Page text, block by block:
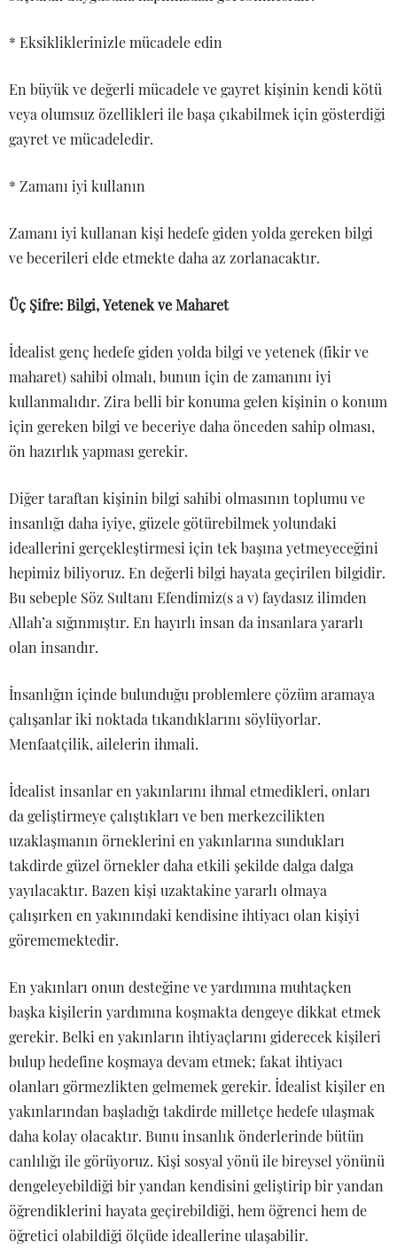
* Eksikliklerinizle mücadele edin
En büyük ve değerli mücadele ve gayret kişinin kendi kötü
veya olumsuz özellikleri ile başa çıkabilmek için gösterdiği
gayret ve mücadeledir.
* Zamanı iyi kullanın
Zamanı iyi kullanan kişi hedefe giden yolda gereken bilgi
ve becerileri elde etmekte daha az zorlanacaktır.
Üç Şifre: Bilgi, Yetenek ve Maharet
İdealist genç hedefe giden yolda bilgi ve yetenek (fikir ve
maharet) sahibi olmalı, bunun için de zamanını iyi
kullanmalıdır. Zira belli bir konuma gelen kişinin o konum
için gereken bilgi ve beceriye daha önceden sahip olması,
ön hazırlık yapması gerekir.
Diğer taraftan kişinin bilgi sahibi olmasının toplumu ve
insanlığı daha iyiye, güzele götürebilmek yolundaki
ideallerini gerçekleştirmesi için tek başına yetmeyeceğini
hepimiz biliyoruz. En değerli bilgi hayata geçirilen bilgidir.
Bu sebeple Söz Sultanı Efendimiz(s a v) faydasız ilimden
Allah’a sığınmıştır. En hayırlı insan da insanlara yararlı
olan insandır.
İnsanlığın içinde bulunduğu problemlere çözüm aramaya
çalışanlar iki noktada tıkandıklarını söylüyorlar.
Menfaatçilik, ailelerin ihmali.
İdealist insanlar en yakınlarını ihmal etmedikleri, onları
da geliştirmeye çalıştıkları ve ben merkezcilikten
uzaklaşmanın örneklerini en yakınlarına sundukları
takdirde güzel örnekler daha etkili şekilde dalga dalga
yayılacaktır. Bazen kişi uzaktakine yararlı olmaya
çalışırken en yakınındaki kendisine ihtiyacı olan kişiyi
görememektedir.
En yakınları onun desteğine ve yardımına muhtaçken
başka kişilerin yardımına koşmakta dengeye dikkat etmek
gerekir. Belki en yakınların ihtiyaçlarını giderecek kişileri
bulup hedefine koşmaya devam etmek; fakat ihtiyacı
olanları görmezlikten gelmemek gerekir. İdealist kişiler en
yakınlarından başladığı takdirde milletçe hedefe ulaşmak
daha kolay olacaktır. Bunu insanlık önderlerinde bütün
canlılığı ile görüyoruz. Kişi sosyal yönü ile bireysel yönünü
dengeleyebildiği bir yandan kendisini geliştirip bir yandan
öğrendiklerini hayata geçirebildiği, hem öğrenci hem de
öğretici olabildiği ölçüde ideallerine ulaşabilir.